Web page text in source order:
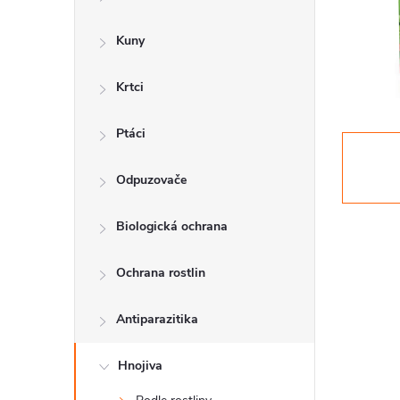
Kuny
Krtci
Ptáci
Odpuzovače
Biologická ochrana
Ochrana rostlin
Antiparazitika
Hnojiva